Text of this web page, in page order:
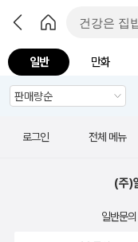
일반 만화
로그인 전체 메뉴
(주)
일반문